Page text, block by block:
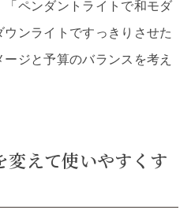
ペンダントライトで和モダ
ンライトですっきりさせた
ジと予算のバランスを考え
変えて使いやすくす